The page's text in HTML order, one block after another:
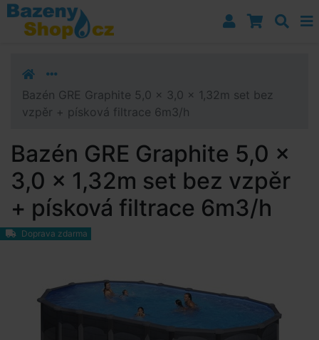
Přejít k navigaci
Přejít na obsah
Přejít k postrannímu sloupci
Bazén GRE Graphite 5,0 x 3,0 x 1,32m set bez
vzpěr + písková filtrace 6m3/h
Bazén GRE Graphite 5,0 x
3,0 x 1,32m set bez vzpěr
+ písková filtrace 6m3/h
Doprava zdarma